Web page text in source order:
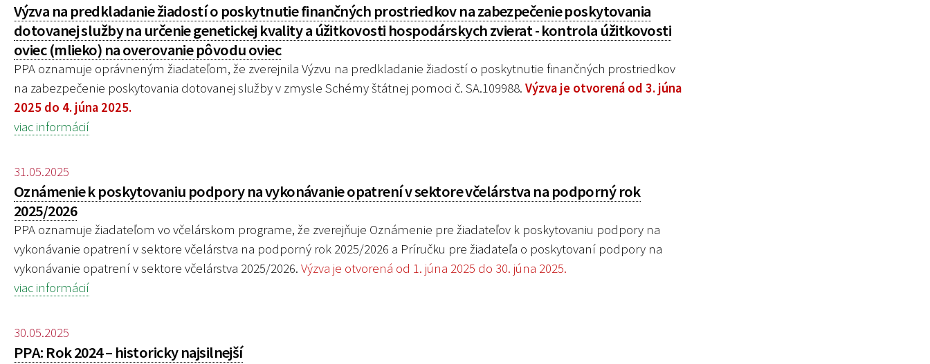
Výzva na predkladanie žiadostí o poskytnutie finančných prostriedkov na zabezpečenie poskytovania
dotovanej služby na určenie genetickej kvality a úžitkovosti hospodárskych zvierat - kontrola úžitkovosti
oviec (mlieko) na overovanie pôvodu oviec
PPA oznamuje oprávneným žiadateľom, že zverejnila Výzvu na predkladanie žiadostí o poskytnutie finančných prostriedkov
na zabezpečenie poskytovania dotovanej služby v zmysle Schémy štátnej pomoci č. SA.109988. Výzva je otvorená od 3. júna
2025 do 4. júna 2025.
viac informácií
31.05.2025
Oznámenie k poskytovaniu podpory na vykonávanie opatrení v sektore včelárstva na podporný rok
2025/2026
PPA oznamuje žiadateľom vo včelárskom programe, že zverejňuje Oznámenie pre žiadateľov k poskytovaniu podpory na
vykonávanie opatrení v sektore včelárstva na podporný rok 2025/2026 a Príručku pre žiadateľa o poskytovaní podpory na
vykonávanie opatrení v sektore včelárstva 2025/2026. Výzva je otvorená od 1. júna 2025 do 30. júna 2025.
viac informácií
30.05.2025
PPA: Rok 2024 – historicky najsilnejší